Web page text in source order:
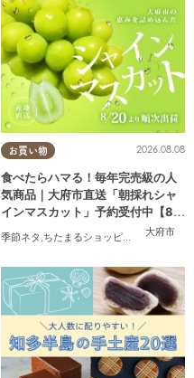
お買い物
大府市
2026.08.08
食べたらハマる！毎年完売級の人
気商品｜大府市直送「朝採れシャ
インマスカット」予約受付中【8/2
0頃より順次配送】／ちたまるショ
ッピング
季節ネタ ,ちたまるショッピング 夫婦 ,家族